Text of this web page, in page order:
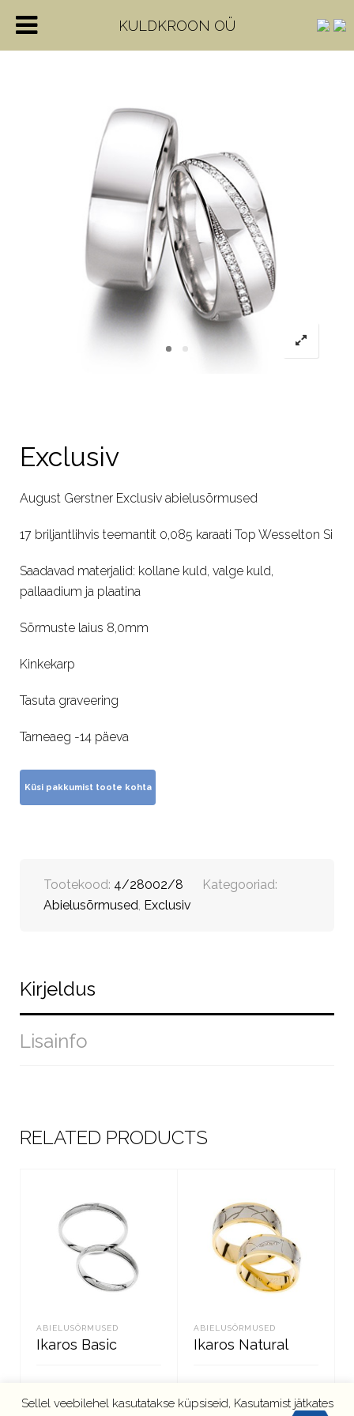
Exclusiv
August Gerstner Exclusiv abielusõrmused
17 briljantlihvis teemantit 0,085 karaati Top Wesselton Si
Saadavad materjalid: kollane kuld, valge kuld,
pallaadium ja plaatina
Sõrmuste laius 8,0mm
Kinkekarp
Tasuta graveering
Tarneaeg -14 päeva
Tootekood: 4/28002/8
Kategooriad:
Abielusõrmused, Exclusiv
Kirjeldus
Lisainfo
RELATED PRODUCTS
ABIELUSÕRMUSED
Ikaros Basic
ABIELUSÕRMUSED
Ikaros Natural
Sellel veebilehel kasutatakse küpsiseid, Kasutamist jätkates
KULDKROON OÜ